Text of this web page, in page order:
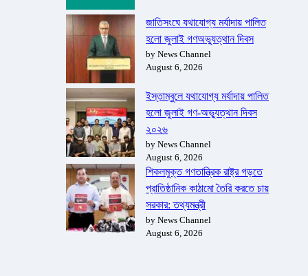
জাতিসংঘে যথাযোগ্য মর্যাদায় পালিত
হলো জুলাই গণঅভ্যুত্থান দিবস
by News Channel
August 6, 2026
ইস্তাম্বুলে যথাযোগ্য মর্যাদায় পালিত
হলো জুলাই গণ-অভ্যুত্থান দিবস
২০২৬
by News Channel
August 6, 2026
শিকলমুক্ত গণতান্ত্রিক রাষ্ট্র গড়তে
প্রাতিষ্ঠানিক কাঠামো তৈরি করতে চায়
সরকার: তথ্যমন্ত্রী
by News Channel
August 6, 2026